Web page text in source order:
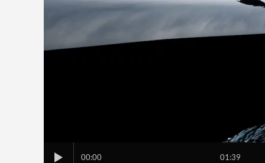
00:00 01:39